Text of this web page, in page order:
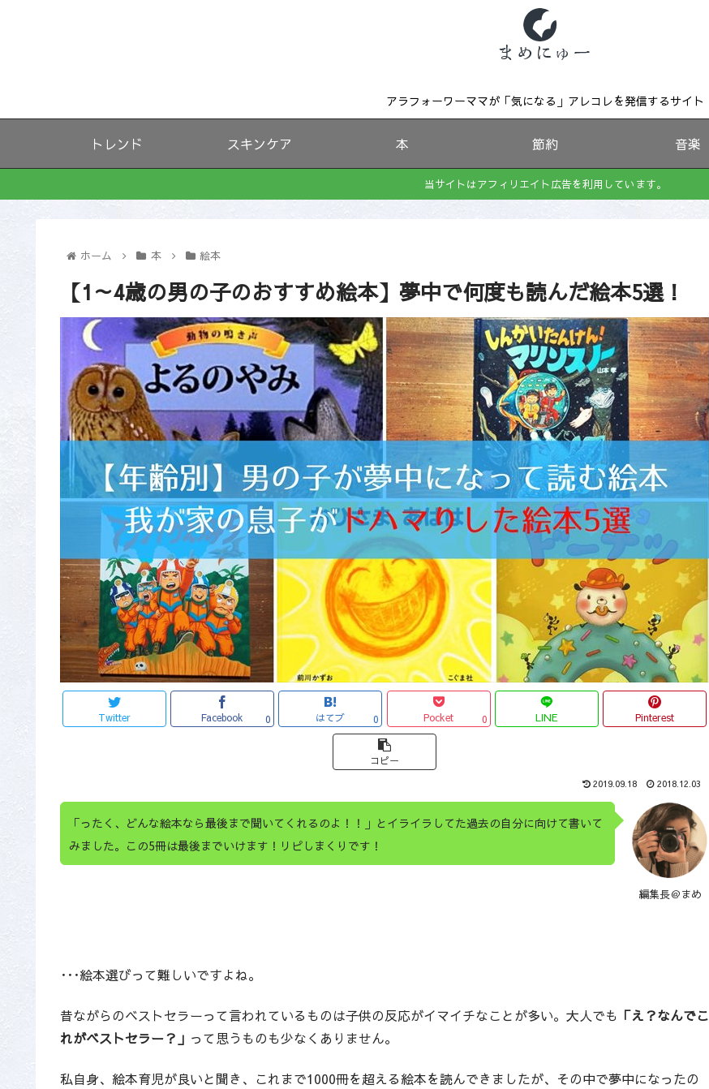
アラフォーワーママが「気になる」アレコレを発信するサイト
トレンド スキンケア 本 節約 音楽
当サイトはアフィリエイト広告を利用しています。
ホーム 本 絵本
【1～4歳の男の子のおすすめ絵本】夢中で何度も読んだ絵本5選！
Twitter Facebook 0 はてブ 0 Pocket 0 LINE Pinterest
コピー
2019.09.18 2018.12.03
編集長＠まめ
「ったく、どんな絵本なら最後まで聞いてくれるのよ！！」とイライラしてた過去の自分に向けて書いて
みました。この5冊は最後までいけます！リピしまくりです！
･･･絵本選びって難しいですよね。
昔ながらのベストセラーって言われているものは子供の反応がイマイチなことが多い。大人でも 「え？なんでこ
れがベストセラー？」 って思うものも少なくありません。
私自身、絵本育児が良いと聞き、これまで1000冊を超える絵本を読んできましたが、その中で夢中になったの